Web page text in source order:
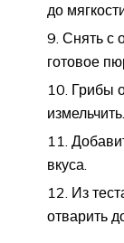
до
Снять с
готовое
Грибы
измельчить.
вкуса.
Из
отварить